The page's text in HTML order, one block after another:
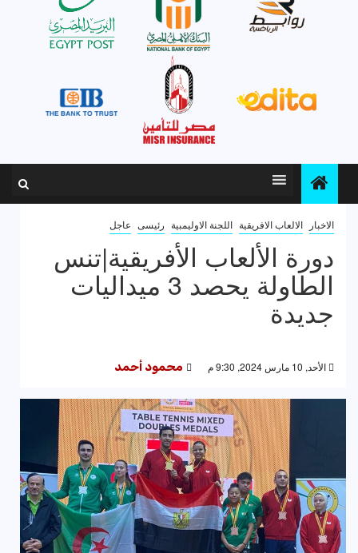
الاخبار الالعاب الافريقية اللجنة الاوليمبية رئيسى عاجل
دورة الألعاب الأفريقية|تنس
الطاولة يحصد 3 ميداليات
جديدة
الأحد, 10 مارس 2024, 9:30 م محمود أحمد